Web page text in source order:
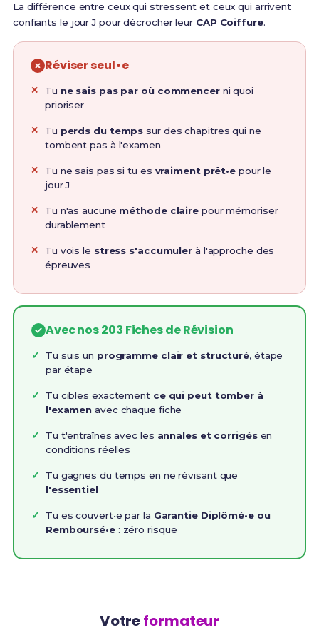
La différence entre ceux qui stressent et ceux qui arrivent
confiants le jour J pour décrocher leur CAP Coiffure.
Réviser seul•e
Tu ne sais pas par où commencerni quoi
prioriser
Tu perds du temps sur des chapitres qui ne
tombent pas à l'examen
Tu ne sais pas si tu es vraiment prêt•e pour le
jour J
Tu n'as aucune méthode claire pour mémoriser
durablement
Tu vois le stress s'accumuler à l'approche des
épreuves
Avec nos 203 Fiches de Révision
Tu suis un programme clair et structuré, étape
par étape
Tu cibles exactement ce qui peut tomber à
l'examen avec chaque fiche
Tu t'entraînes avec les annales et corrigésen
conditions réelles
Tu gagnes du temps en ne révisant que
l'essentiel
Tu es couvert•e par la Garantie Diplômé•e ou
Remboursé•e: zéro risque
Votreformateur